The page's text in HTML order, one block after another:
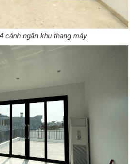
cánh ngăn khu thang máy